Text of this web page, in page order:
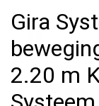
Gira
2.20 m